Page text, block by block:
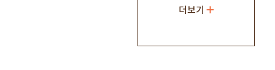
더보기